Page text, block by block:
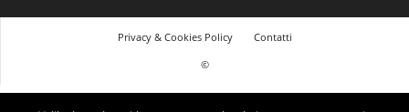
Privacy & Cookies Policy
Contatti
©